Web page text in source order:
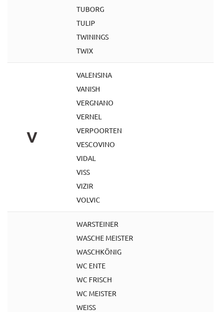
TUBORG
TULIP
TWININGS
TWIX
V
VALENSINA
VANISH
VERGNANO
VERNEL
VERPOORTEN
VESCOVINO
VIDAL
VISS
VIZIR
VOLVIC
WARSTEINER
WASCHE MEISTER
WASCHKÖNIG
WC ENTE
WC FRISCH
WC MEISTER
WEISS